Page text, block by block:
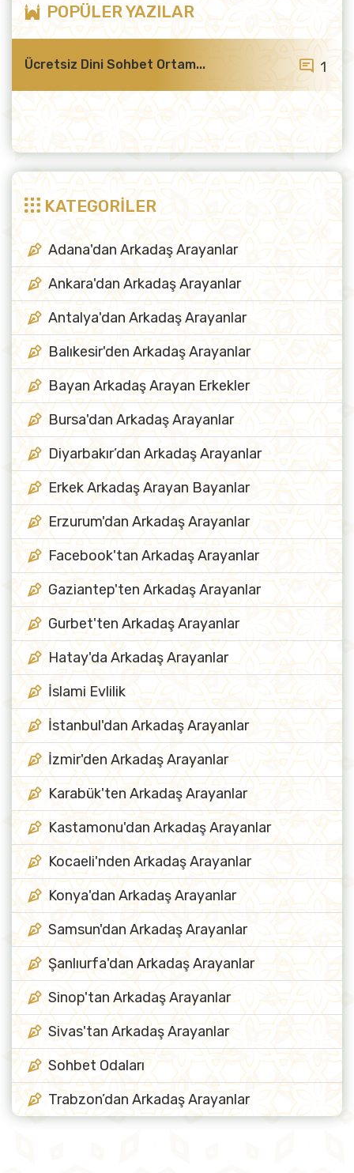
POPÜLER YAZILAR
Ücretsiz Dini Sohbet Ortam... 1
KATEGORİLER
Adana'dan Arkadaş Arayanlar
Ankara'dan Arkadaş Arayanlar
Antalya'dan Arkadaş Arayanlar
Balıkesir'den Arkadaş Arayanlar
Bayan Arkadaş Arayan Erkekler
Bursa'dan Arkadaş Arayanlar
Diyarbakır’dan Arkadaş Arayanlar
Erkek Arkadaş Arayan Bayanlar
Erzurum'dan Arkadaş Arayanlar
Facebook'tan Arkadaş Arayanlar
Gaziantep'ten Arkadaş Arayanlar
Gurbet'ten Arkadaş Arayanlar
Hatay'da Arkadaş Arayanlar
İslami Evlilik
İstanbul'dan Arkadaş Arayanlar
İzmir'den Arkadaş Arayanlar
Karabük'ten Arkadaş Arayanlar
Kastamonu'dan Arkadaş Arayanlar
Kocaeli'nden Arkadaş Arayanlar
Konya'dan Arkadaş Arayanlar
Samsun'dan Arkadaş Arayanlar
Şanlıurfa'dan Arkadaş Arayanlar
Sinop'tan Arkadaş Arayanlar
Sivas'tan Arkadaş Arayanlar
Sohbet Odaları
Trabzon’dan Arkadaş Arayanlar